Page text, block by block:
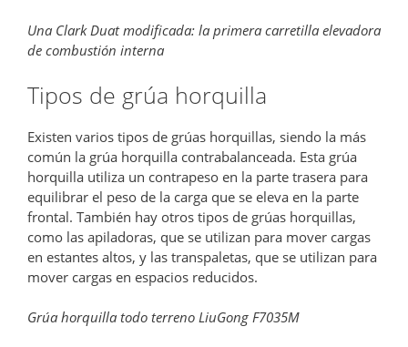
Una Clark Duat modificada: la primera carretilla elevadora
de combustión interna
Tipos de grúa horquilla
Existen varios tipos de grúas horquillas, siendo la más
común la grúa horquilla contrabalanceada. Esta grúa
horquilla utiliza un contrapeso en la parte trasera para
equilibrar el peso de la carga que se eleva en la parte
frontal. También hay otros tipos de grúas horquillas,
como las apiladoras, que se utilizan para mover cargas
en estantes altos, y las transpaletas, que se utilizan para
mover cargas en espacios reducidos.
Grúa horquilla todo terreno LiuGong F7035M